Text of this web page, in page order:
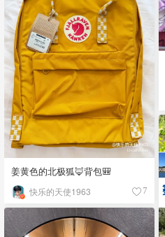
姜黄色的北极狐🦊背包🎒
快乐的天使1963 7